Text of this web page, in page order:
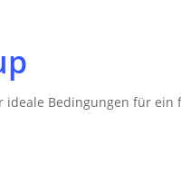
Bedingungen für